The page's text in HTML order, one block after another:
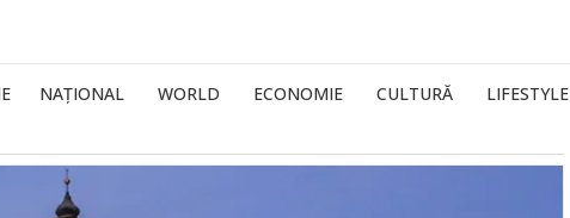
NAȚIONAL WORLD ECONOMIE CULTURĂ LIFESTYLE